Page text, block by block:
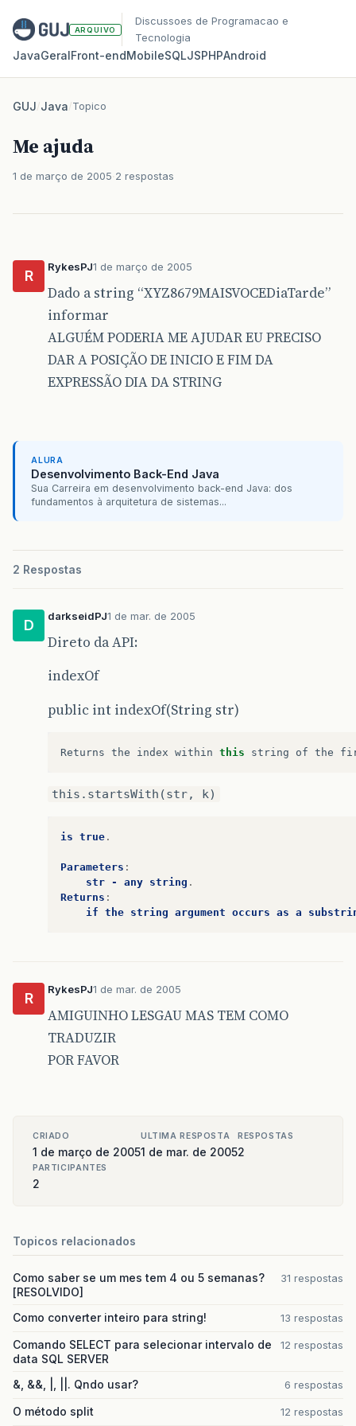
ARQUIVO
Discussoes de Programacao e
Tecnologia
JavaGeralFront‑endMobileSQLJSPHPAndroid
GUJ/Java/Topico
Me ajuda
1 de março de 2005 2 respostas
R
RykesPJ1 de março de 2005
Dado a string “XYZ8679MAISVOCEDiaTarde”
informar
ALGUÉM PODERIA ME AJUDAR EU PRECISO
DAR A POSIÇÃO DE INICIO E FIM DA
EXPRESSÃO DIA DA STRING
ALURA
Desenvolvimento Back-End Java
Sua Carreira em desenvolvimento back-end Java: dos
fundamentos à arquitetura de sistemas...
2 Respostas
D
darkseidPJ1 de mar. de 2005
Direto da API:
indexOf
public int indexOf(String str)
Returns the index within this string of the
this.startsWith(str, k)
is true .
Parameters :
str
- any string .
Returns :
if the string argument occurs as a
R
RykesPJ1 de mar. de 2005
AMIGUINHO LESGAU MAS TEM COMO
TRADUZIR
POR FAVOR
CRIADO
1 de março de 2005
ULTIMA RESPOSTA
1 de mar. de 2005
RESPOSTAS
2
PARTICIPANTES
2
Topicos relacionados
Como saber se um mes tem 4 ou 5 semanas?
[RESOLVIDO]
31 respostas
Como converter inteiro para string! 13 respostas
Comando SELECT para selecionar intervalo de
data SQL SERVER
12 respostas
&, &&, |, ||. Qndo usar? 6 respostas
O método split 12 respostas